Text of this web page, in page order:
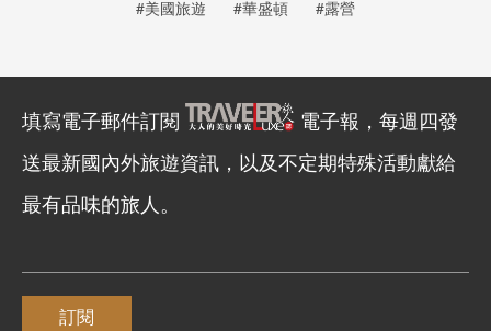
#美國旅遊 #華盛頓 #露營
填寫電子郵件訂閱
電子報，每週四發
送最新國內外旅遊資訊，以及不定期特殊活動獻給
最有品味的旅人。
訂閱